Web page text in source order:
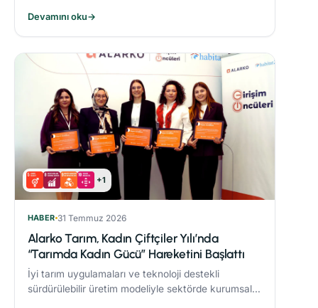
uyguluyor.
Devamını oku→
+1
HABER 31 Temmuz 2026
Alarko Tarım, Kadın Çiftçiler Yılı’nda
“Tarımda Kadın Gücü” Hareketini Başlattı
İyi tarım uygulamaları ve teknoloji destekli
sürdürülebilir üretim modeliyle sektörde kurumsal